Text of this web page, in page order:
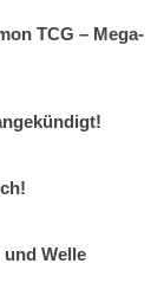
TCG – Mega-
und Welle